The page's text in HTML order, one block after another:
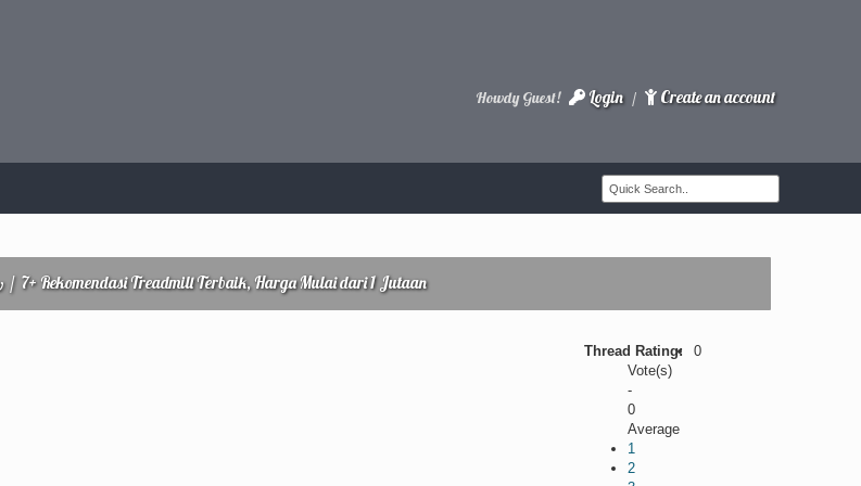
Howdy Guest! Login / Create an account
/ 7+ Rekomendasi Treadmill Terbaik, Harga Mulai dari 1 Jutaan
Thread Rating:
0
Vote(s)
-
0
Average
1
2